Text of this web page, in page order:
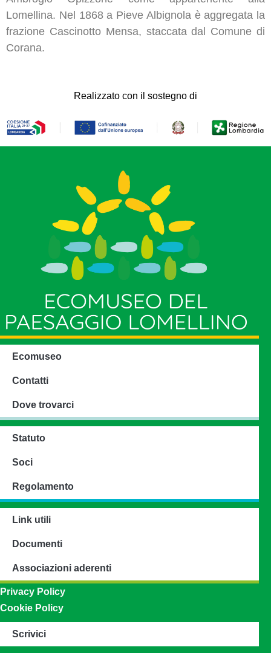
Lomellina. Nel 1868 a Pieve Albignola è aggregata la
frazione Cascinotto Mensa, staccata dal Comune di
Corana.
Realizzato con il sostegno di
Ecomuseo
Contatti
Dove trovarci
Statuto
Soci
Regolamento
Link utili
Documenti
Associazioni aderenti
Privacy Policy
Cookie Policy
Scrivici